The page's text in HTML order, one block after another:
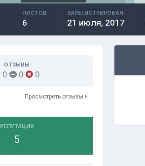
ПОСТОВ
6
ЗАРЕГИСТРИРОВАН
21 июля, 2017
ОТЗЫВЫ
0 0 0
Просмотреть отзывы
РЕПУТАЦИЯ
5